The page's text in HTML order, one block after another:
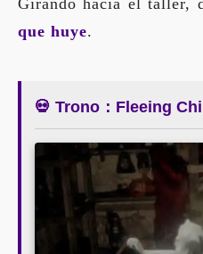
Girando hacia el taller,
que huye.
💀 Trono：Fleeing